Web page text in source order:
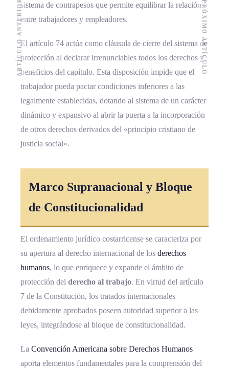
sistema de contrapesos que permite equilibrar la relación
entre trabajadores y empleadores.
El artículo 74 actúa como cláusula de cierre del sistema de
protección al declarar irrenunciables todos los derechos y
beneficios del capítulo. Esta disposición impide que el
trabajador pueda pactar condiciones inferiores a las
legalmente establecidas, dotando al sistema de un carácter
dinámico y expansivo al abrir la puerta a la incorporación
de otros derechos derivados del «principio cristiano de
justicia social».
Marco Supranacional y Bloque
de Constitucionalidad
El ordenamiento jurídico costarricense se caracteriza por
su apertura al derecho internacional de los derechos
humanos, lo que enriquece y expande el ámbito de
protección del derecho al trabajo. En virtud del artículo
7 de la Constitución, los tratados internacionales
debidamente aprobados poseen autoridad superior a las
leyes, integrándose al bloque de constitucionalidad.
La Convención Americana sobre Derechos Humanos
aporta elementos fundamentales para la comprensión del
ARTÍCULO ANTERIOR PRÓXIMO ARTÍCULO